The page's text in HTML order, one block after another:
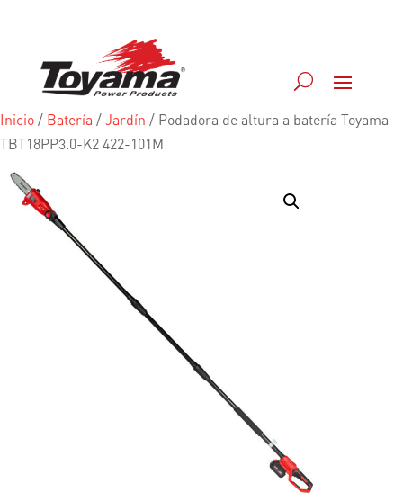
Inicio / Batería / Jardín / Podadora de altura a batería Toyama
TBT18PP3.0-K2 422-101M